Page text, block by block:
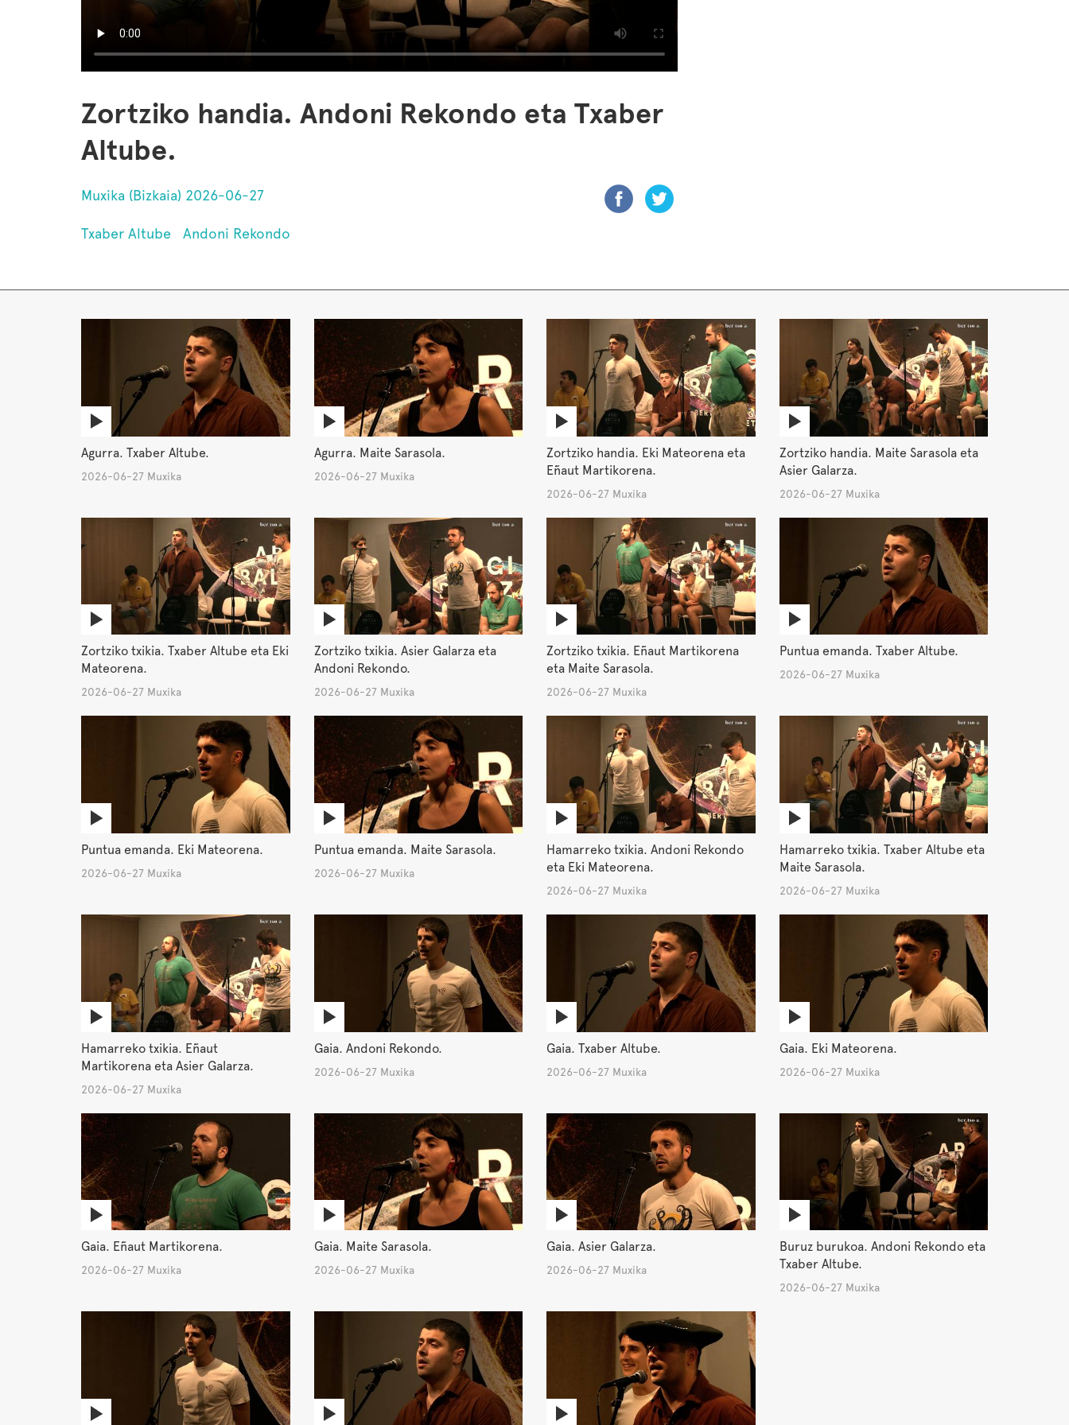
Zortziko handia. Andoni Rekondo eta Txaber
Altube.
Muxika (Bizkaia) 2026-06-27
Txaber Altube Andoni Rekondo
Agurra. Txaber Altube.
2026-06-27 Muxika
Agurra. Maite Sarasola.
2026-06-27 Muxika
Zortziko handia. Eki Mateorena eta
Eñaut Martikorena.
2026-06-27 Muxika
Zortziko handia. Maite Sarasola eta
Asier Galarza.
2026-06-27 Muxika
Zortziko txikia. Txaber Altube eta Eki
Mateorena.
2026-06-27 Muxika
Zortziko txikia. Asier Galarza eta
Andoni Rekondo.
2026-06-27 Muxika
Zortziko txikia. Eñaut Martikorena
eta Maite Sarasola.
2026-06-27 Muxika
Puntua emanda. Txaber Altube.
2026-06-27 Muxika
Puntua emanda. Eki Mateorena.
2026-06-27 Muxika
Puntua emanda. Maite Sarasola.
2026-06-27 Muxika
Hamarreko txikia. Andoni Rekondo
eta Eki Mateorena.
2026-06-27 Muxika
Hamarreko txikia. Txaber Altube eta
Maite Sarasola.
2026-06-27 Muxika
Hamarreko txikia. Eñaut
Martikorena eta Asier Galarza.
2026-06-27 Muxika
Gaia. Andoni Rekondo.
2026-06-27 Muxika
Gaia. Txaber Altube.
2026-06-27 Muxika
Gaia. Eki Mateorena.
2026-06-27 Muxika
Gaia. Eñaut Martikorena.
2026-06-27 Muxika
Gaia. Maite Sarasola.
2026-06-27 Muxika
Gaia. Asier Galarza.
2026-06-27 Muxika
Buruz burukoa. Andoni Rekondo eta
Txaber Altube.
2026-06-27 Muxika